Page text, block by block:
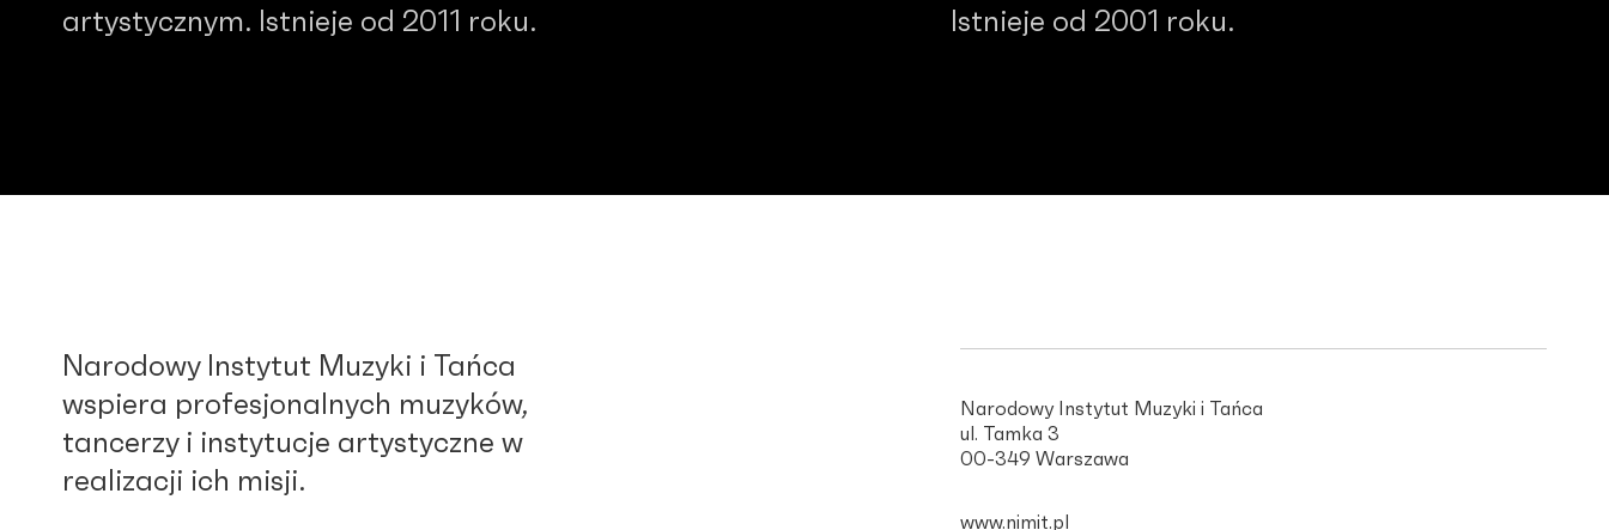
artystycznym. Istnieje od 2011 roku.
Istnieje od 2001 roku.
Narodowy Instytut Muzyki i Tańca
wspiera profesjonalnych muzyków,
tancerzy i instytucje artystyczne w
realizacji ich misji.
Narodowy Instytut Muzyki i Tańca
ul. Tamka 3
00-349 Warszawa
www.nimit.pl